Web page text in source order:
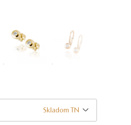
Skladom TN